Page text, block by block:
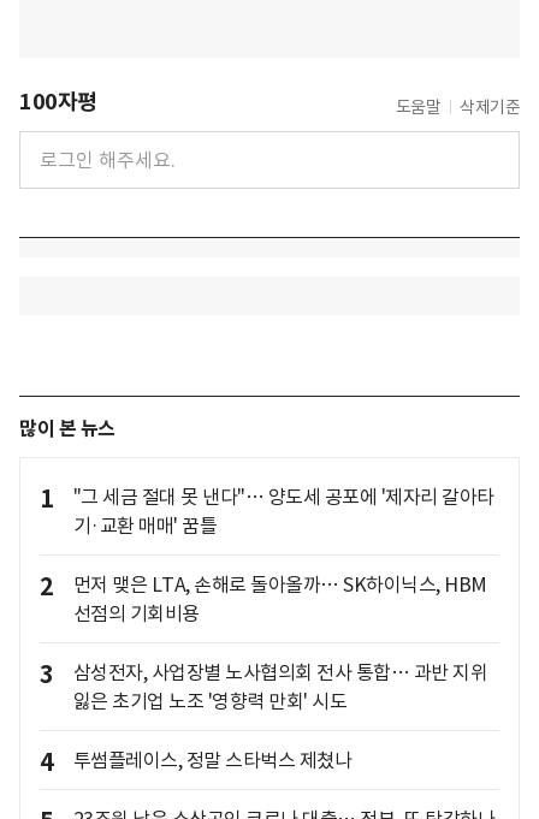
100자평 도움말 삭제기준
많이 본 뉴스
1
"그 세금 절대 못 낸다"… 양도세 공포에 '제자리 갈아타
기·교환 매매' 꿈틀
2
먼저 맺은 LTA, 손해로 돌아올까… SK하이닉스, HBM
선점의 기회비용
3
삼성전자, 사업장별 노사협의회 전사 통합… 과반 지위
잃은 초기업 노조 '영향력 만회' 시도
4 투썸플레이스, 정말 스타벅스 제쳤나